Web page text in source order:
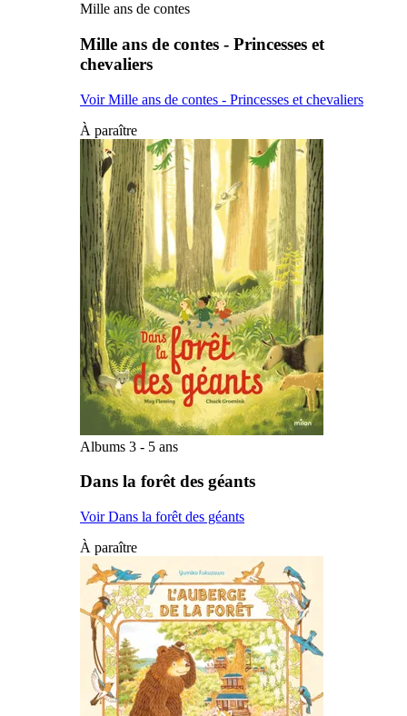
Mille ans de contes
Mille ans de contes - Princesses et
chevaliers
Voir Mille ans de contes - Princesses et chevaliers
À paraître
Albums 3 - 5 ans
Dans la forêt des géants
Voir Dans la forêt des géants
À paraître